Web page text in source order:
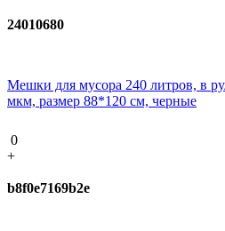
24010680
Мешки для мусора 240 литров, в
мкм, размер 88*120 см, черные
0
+
b8f0e7169b2e